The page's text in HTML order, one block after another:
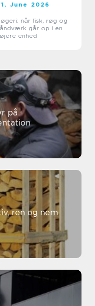
June 2026
når fisk, røg og
går op i en
enhed
på